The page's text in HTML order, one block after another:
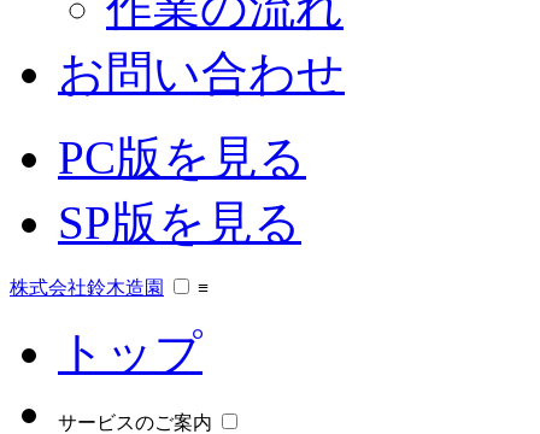
お問い合わせ
PC版を見る
SP版を見る
株式会社鈴木造園 ≡
トップ
サービスのご案内